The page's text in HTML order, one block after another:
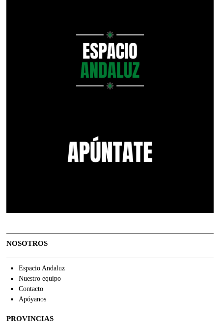
NOSOTROS
Espacio Andaluz
Nuestro equipo
Contacto
Apóyanos
PROVINCIAS